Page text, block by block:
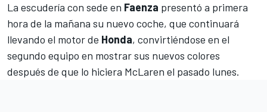
La escudería con sede en Faenza presentó a primera
hora de la mañana su nuevo coche, que continuará
llevando el motor de Honda, convirtiéndose en el
segundo equipo en mostrar sus nuevos colores
después de que lo hiciera McLaren el pasado lunes.